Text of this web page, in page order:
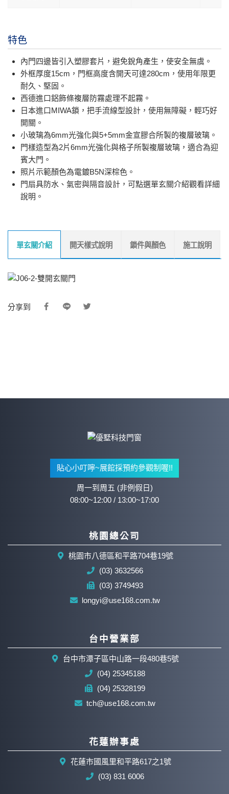
特色
內門四邊皆引入塑膠套片，避免銳角產生，使安全無虞。
外框厚度15cm，門框高度含開天可達280cm，使用年限更
耐久、堅固。
西德進口鋁飾條複層防霧處理不起霧。
日本進口MIWA鎖，把手流線型設計，使用無障礙，輕巧好
開關。
小玻璃為6mm光強化與5+5mm金宣膠合所製的複層玻璃。
門樣造型為2片6mm光強化與格子所製複層玻璃，適合為迎
賓大門。
照片示範顏色為電鍍B5N深棕色。
門扇具防水、氣密與隔音設計，可點選單玄關介紹觀看詳細
說明。
單玄關介紹 開天樣式說明 鎖件與顏色 施工說明
分享到
貼心小叮嚀~展館採預約參觀制喔!!
周一到周五 (非例假日)
08:00~12:00 / 13:00~17:00
桃園總公司
桃園市八德區和平路704巷19號
(03) 3632566
(03) 3749493
longyi@use168.com.tw
台中營業部
台中市潭子區中山路一段480巷5號
(04) 25345188
(04) 25328199
tch@use168.com.tw
花蓮辦事處
花蓮市國風里和平路617之1號
(03) 831 6006